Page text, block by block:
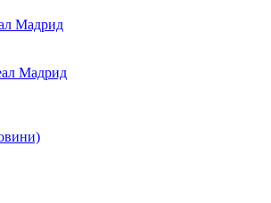
Мадрид
Мадрид